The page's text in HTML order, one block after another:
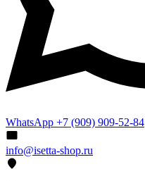
WhatsApp +7 (909) 909-52-84
info@isetta-shop.ru